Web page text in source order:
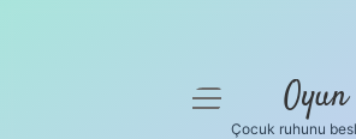
menüyü
Çocuk ruhunu